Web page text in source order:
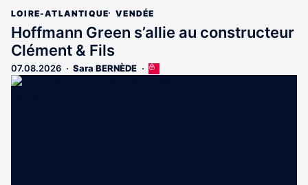
LOIRE-ATLANTIQUE VENDÉE
Hoffmann Green s’allie au constructeur
Clément & Fils
07.08.2026 Sara BERNÈDE
Cet